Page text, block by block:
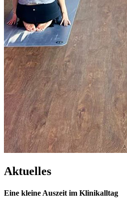
Aktuelles
Eine kleine Auszeit im Klinikalltag